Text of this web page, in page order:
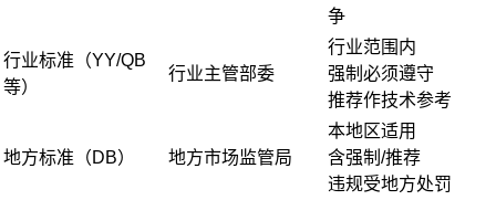
争
行业标准（YY/QB
等）
行业主管部委
行业范围内
强制必须遵守
推荐作技术参考
地方标准（DB） 地方市场监管局
本地区适用
含强制/推荐
违规受地方处罚